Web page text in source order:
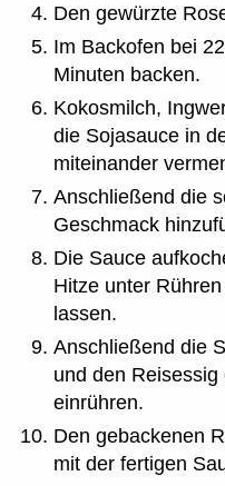
Den gewürzte
Im Backofen bei
Minuten backen.
Kokosmilch,
die Sojasauce in
miteinander
Anschließend die
Geschmack
Die Sauce
Hitze unter
lassen.
Anschließend die
und den
einrühren.
Den gebackenen
mit der fertigen